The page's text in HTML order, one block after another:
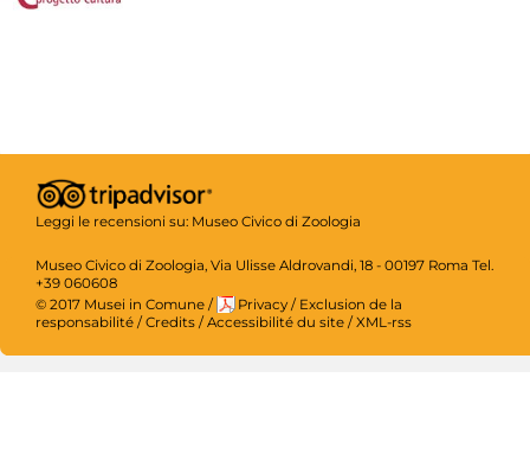
Leggi le recensioni su: Museo Civico di Zoologia
Museo Civico di Zoologia, Via Ulisse Aldrovandi, 18 - 00197 Roma Tel.
+39 060608
© 2017 Musei in Comune / Privacy / Exclusion de la
responsabilité /Credits /Accessibilité du site /XML-rss